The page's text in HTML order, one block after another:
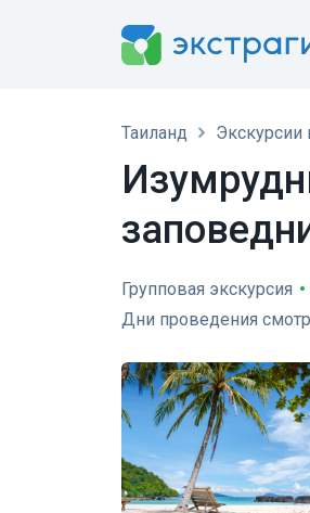
Таиланд Экскурсии
Групповая экскурсия •
Дни проведения